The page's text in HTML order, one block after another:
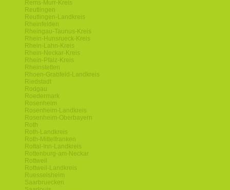
Rems-Murr-Kreis
Reutlingen
Reutlingen-Landkreis
Rheinfelden
Rheingau-Taunus-Kreis
Rhein-Hunsrueck-Kreis
Rhein-Lahn-Kreis
Rhein-Neckar-Kreis
Rhein-Pfalz-Kreis
Rheinstetten
Rhoen-Grabfeld-Landkreis
Riedstadt
Rodgau
Roedermark
Rosenheim
Rosenheim-Landkreis
Rosenheim-Oberbayern
Roth
Roth-Landkreis
Roth-Mittelfranken
Rottal-Inn-Landkreis
Rottenburg-am-Neckar
Rottweil
Rottweil-Landkreis
Ruesselsheim
Saarbruecken